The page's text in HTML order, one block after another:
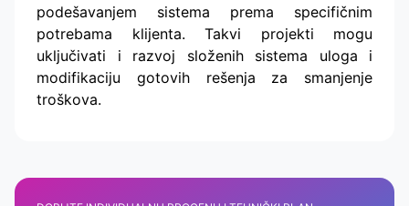
podešavanjem sistema prema specifičnim
potrebama klijenta. Takvi projekti mogu
uključivati i razvoj složenih sistema uloga i
modifikaciju gotovih rešenja za smanjenje
troškova.